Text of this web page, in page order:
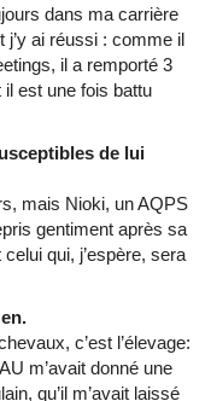
dans ma carrière
j’y ai réussi : comme il
il a remporté 3
est une fois battu
de lui
mais Nioki, un AQPS
gentiment après sa
qui, j’espère, sera
c’est l’élevage:
m’avait donné une
qu’il m’avait laissé